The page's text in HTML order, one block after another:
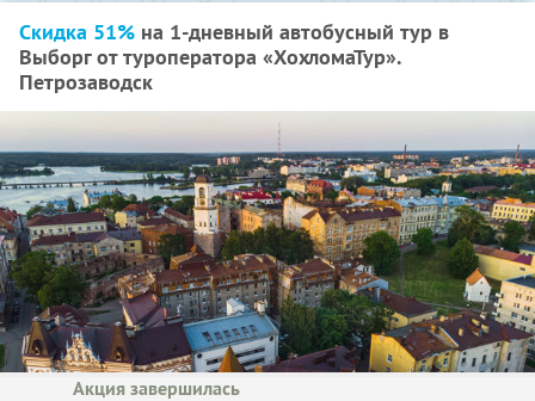
Скидка 51% на 1-дневный автобусный тур в
Выборг от туроператора «ХохломаТур».
Петрозаводск
Акция завершилась